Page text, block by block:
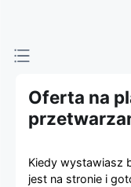
Oferta na
Kiedy wystawiasz
jest na stronie i